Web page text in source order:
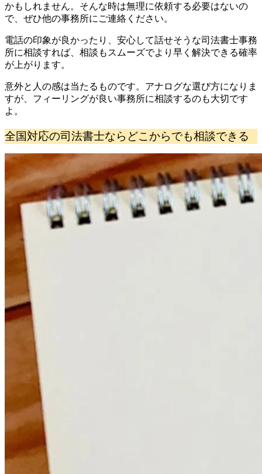
かもしれません。そんな時は無理に依頼する必要はないの
で、ぜひ他の事務所にご連絡ください。
電話の印象が良かったり、安心して話せそうな司法書士事務
所に相談すれば、相談もスムーズでより早く解決できる確率
が上がります。
意外と人の感は当たるものです。アナログな選び方になりま
すが、フィーリングが良い事務所に相談するのも大切です
よ。
全国対応の司法書士ならどこからでも相談できる